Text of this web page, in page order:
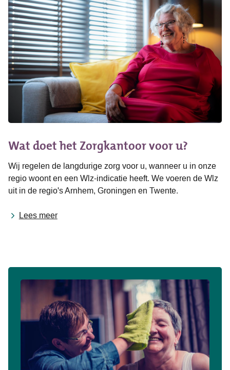
Wat doet het Zorgkantoor voor u?
Wij regelen de langdurige zorg voor u, wanneer u in onze
regio woont en een Wlz-indicatie heeft. We voeren de Wlz
uit in de regio's Arnhem, Groningen en Twente.
Lees meer